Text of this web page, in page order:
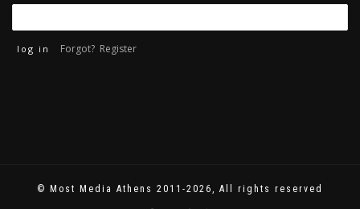
Forgot? Register
© Most Media Athens 2011-2026, All rights reserved